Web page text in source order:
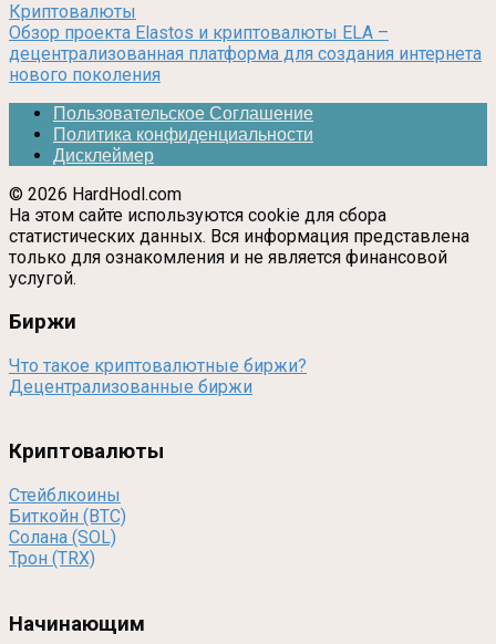
Криптовалюты
Обзор проекта Elastos и криптовалюты ELA –
децентрализованная платформа для создания интернета
нового поколения
Пользовательское Соглашение
Политика конфиденциальности
Дисклеймер
© 2026 HardHodl.com
На этом сайте используются cookie для сбора
статистических данных. Вся информация представлена
только для ознакомления и не является финансовой
услугой.
Биржи
Что такое криптовалютные биржи?
Децентрализованные биржи
Криптовалюты
Стейблкоины
Биткойн (BTC)
Солана (SOL)
Трон (TRX)
Начинающим